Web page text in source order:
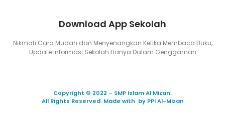
Download App Sekolah
Nikmati Cara Mudah dan Menyenangkan Ketika Membaca Buku,
Update Informasi Sekolah Hanya Dalam Genggaman
Copyright © 2022 – SMP Islam Al Mizan.
All Rights Reserved. Made with by PPI Al-Mizan